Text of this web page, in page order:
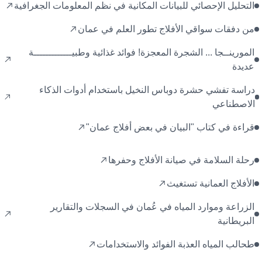
التحليل الإحصائي للبيانات المكانية في نظم المعلومات الجغرافية
من دفقات سواقي الأفلاج تطور العلم في عمان
المورينــجا ... الشجرة المعجزة! فوائد غذائية وطبيـــــــــــــة
عديدة
دراسة تفشي حشرة دوباس النخيل باستخدام أدوات الذكاء
الاصطناعي
قراءة في كتاب "البيان في بعض أفلاج عمان"
رحلة السلامة في صيانة الأفلاج وحفرها
الأفلاج العمانية تستغيث
الزراعة وموارد المياه في عُمان في السجلات والتقارير
البريطانية
طحالب المياه العذبة الفوائد والاستخدامات